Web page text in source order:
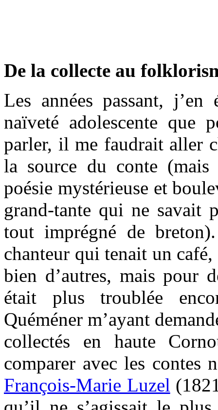
De la collecte au
Les années passant,
naïveté adolescente que
parler, il me faudrait aller
la source du conte (mais
poésie mystérieuse et
grand-tante qui ne savait
tout imprégné de
chanteur qui tenait un
bien d’autres, mais pour
était plus troublée
Quéméner m’ayant
collectés en haute
comparer avec les contes
François-Marie Luzel